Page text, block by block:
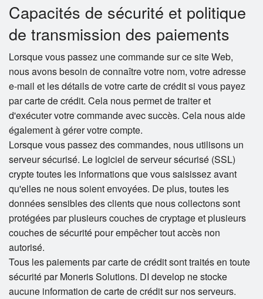
Capacités de sécurité et politique
de transmission des paiements
Lorsque vous passez une commande sur ce site Web,
nous avons besoin de connaître votre nom, votre adresse
e-mail et les détails de votre carte de crédit si vous payez
par carte de crédit. Cela nous permet de traiter et
d'exécuter votre commande avec succès. Cela nous aide
également à gérer votre compte.
Lorsque vous passez des commandes, nous utilisons un
serveur sécurisé. Le logiciel de serveur sécurisé (SSL)
crypte toutes les informations que vous saisissez avant
qu'elles ne nous soient envoyées. De plus, toutes les
données sensibles des clients que nous collectons sont
protégées par plusieurs couches de cryptage et plusieurs
couches de sécurité pour empêcher tout accès non
autorisé.
Tous les paiements par carte de crédit sont traités en toute
sécurité par Moneris Solutions. DI develop ne stocke
aucune information de carte de crédit sur nos serveurs.